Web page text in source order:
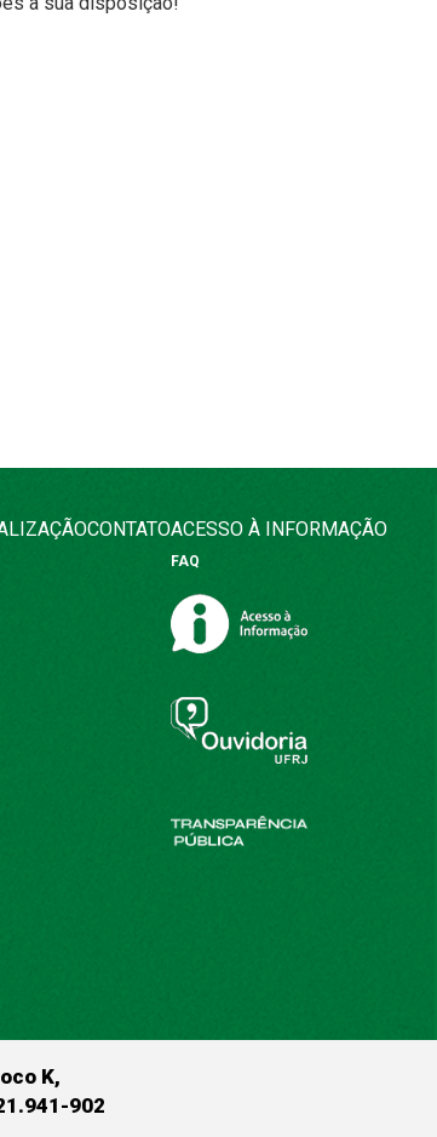
CONTATOACESSO À INFORMAÇÃO
FAQ
K,
902